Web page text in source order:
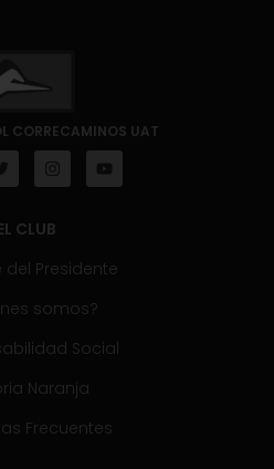
CORRECAMINOS UAT
CLUB
del Presidente
somos?
Social
Naranja
Frecuentes